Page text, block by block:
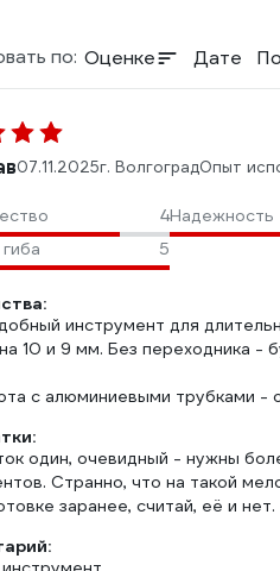
по: Оценке Дате
07.11.2025г. ВолгоградОпыт
4Надежность
5
инструмент для
10 и 9 мм. Без переходника -
с алюминиевыми трубками -
один, очевидный - нужны
Странно, что на такой
заранее, считай, её и нет.